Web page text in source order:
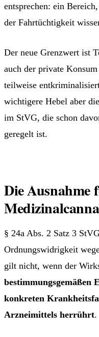
entsprechen: ein
der Fahrtüchtigkeit
Der neue Grenzwert ist
auch der private
teilweise
wichtigere Hebel aber
im StVG, die schon
geregelt ist.
Die Ausnahme
§ 24a Abs. 2 Satz 3
Ordnungswidrigkeit
gilt nicht, wenn der
bestimmungsgemäßen
konkreten
Arzneimittels herrührt.